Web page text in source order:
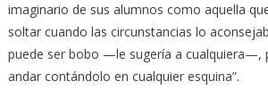
imaginario de sus alumnos como aquella
soltar cuando las circunstancias lo
puede ser bobo —le sugería a cualquiera—,
andar contándolo en cualquier esquina”.